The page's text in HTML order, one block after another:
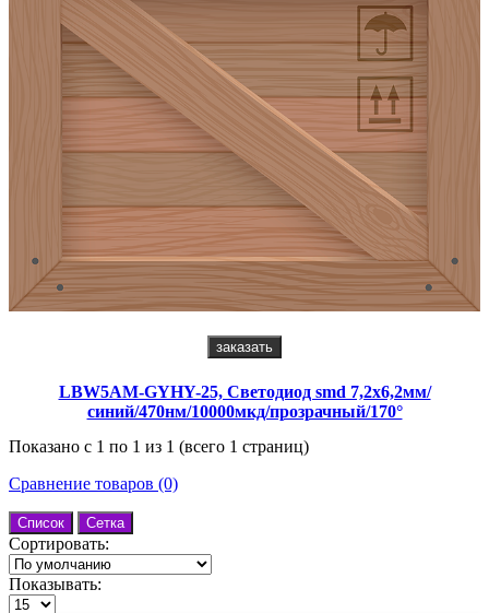
заказать
LBW5AM-GYHY-25, Светодиод smd 7,2х6,2мм/
синий/470нм/10000мкд/прозрачный/170°
Показано с 1 по 1 из 1 (всего 1 страниц)
Сравнение товаров (0)
Список Сетка
Сортировать:
Показывать: